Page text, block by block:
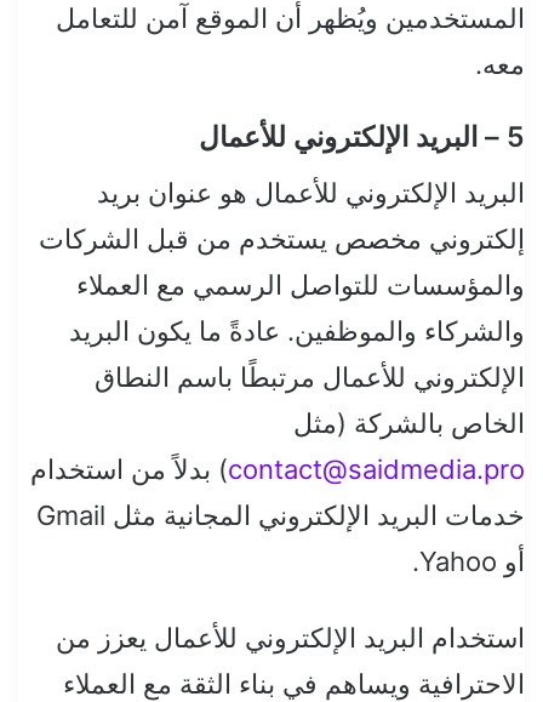
المستخدمين ويُظهر أن الموقع آمن للتعامل
معه.
5 – البريد الإلكتروني للأعمال
البريد الإلكتروني للأعمال هو عنوان بريد
إلكتروني مخصص يستخدم من قبل الشركات
والمؤسسات للتواصل الرسمي مع العملاء
والشركاء والموظفين. عادةً ما يكون البريد
الإلكتروني للأعمال مرتبطًا باسم النطاق
الخاص بالشركة (مثل
contact@saidmedia.pro) بدلاً من استخدام
خدمات البريد الإلكتروني المجانية مثل Gmail
أو Yahoo.
استخدام البريد الإلكتروني للأعمال يعزز من
الاحترافية ويساهم في بناء الثقة مع العملاء